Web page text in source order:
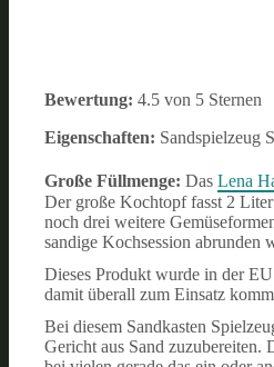
Bewertung: 4.5 von 5 Sternen
Eigenschaften: Sandspielzeug
Große Füllmenge: Das Lena
Der große Kochtopf fasst 2
noch drei weitere
sandige Kochsession abrunden
Dieses Produkt wurde in der
damit überall zum Einsatz
Bei diesem Sandkasten
Gericht aus Sand zuzubereiten.